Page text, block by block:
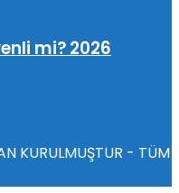
mi? 2026
KURULMUŞTUR - TÜM